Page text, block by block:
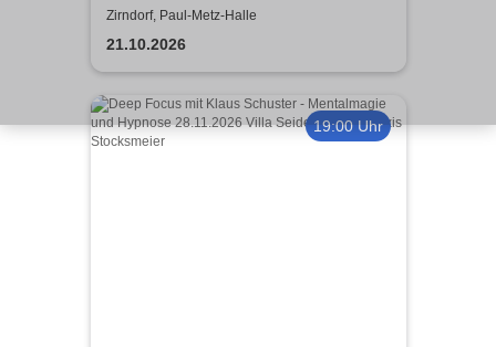
Queen Alive
Zirndorf, Paul-Metz-Halle
21.10.2026
19:00 Uhr